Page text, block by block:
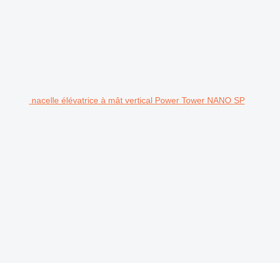
nacelle élévatrice à mât vertical Power Tower NANO SP